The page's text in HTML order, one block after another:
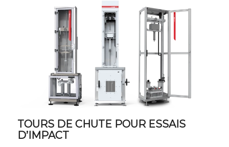
TOURS DE CHUTE POUR ESSAIS
D’IMPACT